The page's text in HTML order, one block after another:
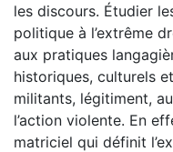
les discours. Étudier
politique à l’extrême
aux pratiques
historiques, culturels
militants, légitiment,
l’action violente. En
matriciel qui définit